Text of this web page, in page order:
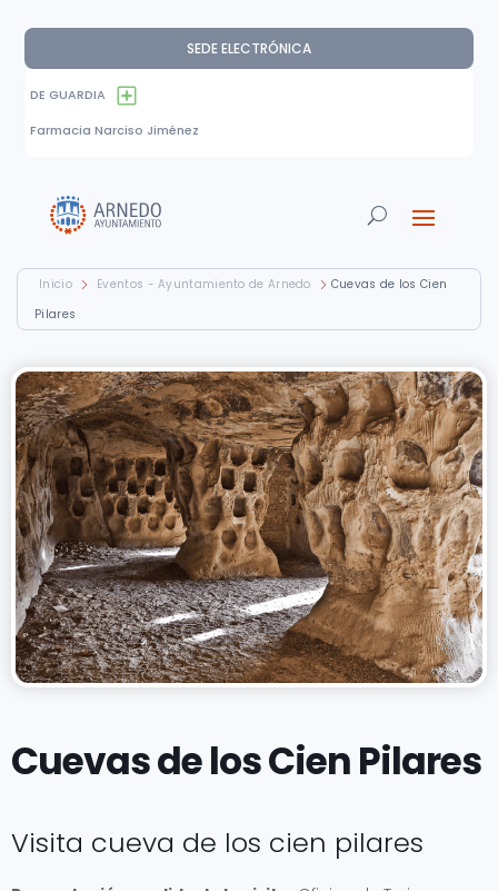
SEDE ELECTRÓNICA
DE GUARDIA
Farmacia Narciso Jiménez
Inicio Eventos - Ayuntamiento de Arnedo
Cuevas de los Cien
Pilares
Cuevas de los Cien Pilares
Visita cueva de los cien pilares